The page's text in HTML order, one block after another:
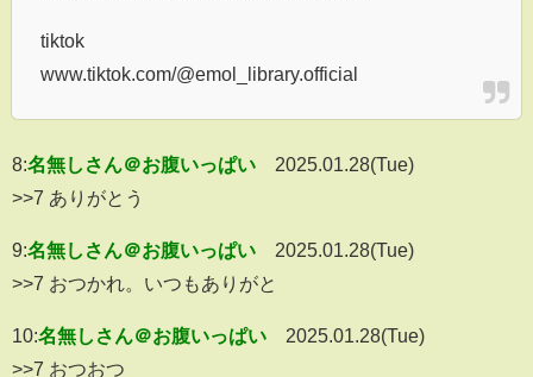
tiktok
www.tiktok.com/@emol_library.official
8:名無しさん＠お腹いっぱい
2025.01.28(Tue)
>>7 ありがとう
9:名無しさん＠お腹いっぱい
2025.01.28(Tue)
>>7 おつかれ。いつもありがと
10:名無しさん＠お腹いっぱい
2025.01.28(Tue)
>>7 おつおつ